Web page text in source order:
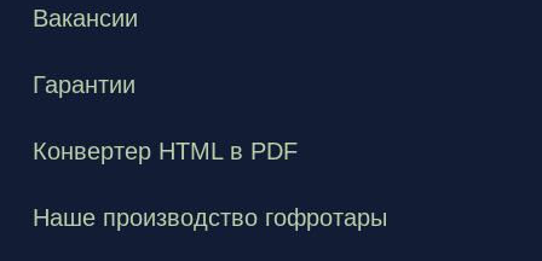
Вакансии
Гарантии
Конвертер HTML в PDF
Наше производство гофротары